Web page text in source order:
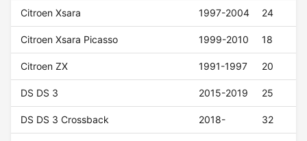
Citroen Xsara 1997-2004 24
Citroen Xsara Picasso 1999-2010 18
Citroen ZX 1991-1997 20
DS DS 3 2015-2019 25
DS DS 3 Crossback 2018- 32